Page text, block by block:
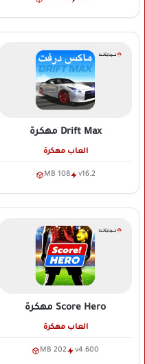
Drift Max مهكرة
العاب مهكرة
v16.2
108 MB
Score Hero مهكرة
العاب مهكرة
v4.600
202 MB